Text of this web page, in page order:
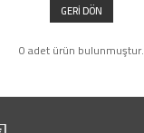
GERI DÖN
0 adet ürün bulunmuştur.